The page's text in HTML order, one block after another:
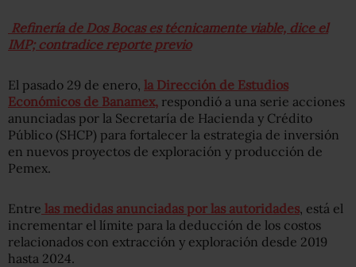
Refinería de Dos Bocas es técnicamente viable, dice el
IMP; contradice reporte previo
El pasado 29 de enero, la Dirección de Estudios
Económicos de Banamex, respondió a una serie acciones
anunciadas por la Secretaría de Hacienda y Crédito
Público (SHCP) para fortalecer la estrategia de inversión
en nuevos proyectos de exploración y producción de
Pemex.
Entre las medidas anunciadas por las autoridades, está el
incrementar el límite para la deducción de los costos
relacionados con extracción y exploración desde 2019
hasta 2024.